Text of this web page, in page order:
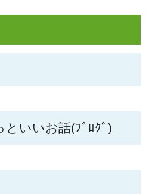
といいお話(ﾌﾞﾛｸﾞ)